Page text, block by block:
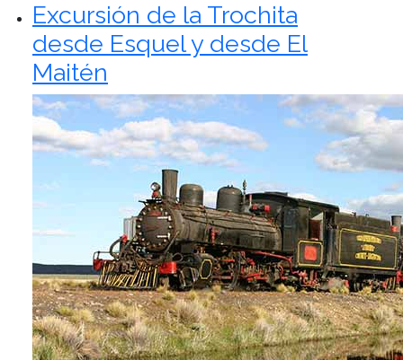
Excursión de la Trochita
desde Esquel y desde El
Maitén